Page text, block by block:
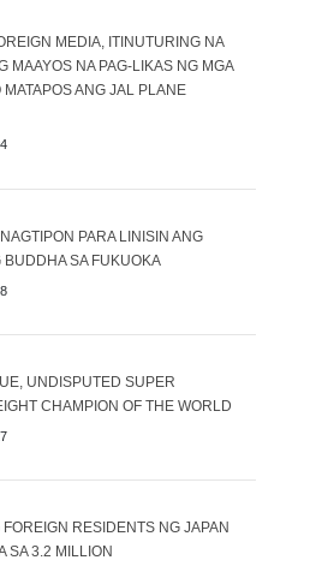
MEDIA, ITINUTURING NA
MAAYOS NA PAG-LIKAS NG MGA
MATAPOS ANG JAL PLANE
PARA LINISIN ANG
BUDDHA SA FUKUOKA
UNDISPUTED SUPER
CHAMPION OF THE WORLD
FOREIGN RESIDENTS NG JAPAN
SA 3.2 MILLION